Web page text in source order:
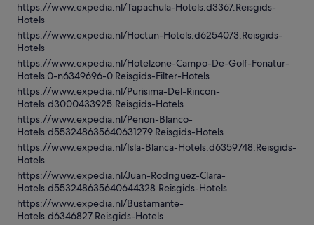
https://www.expedia.nl/Tapachula-Hotels.d3367.Reisgids-
Hotels
https://www.expedia.nl/Hoctun-Hotels.d6254073.Reisgids-
Hotels
https://www.expedia.nl/Hotelzone-Campo-De-Golf-Fonatur-
Hotels.0-n6349696-0.Reisgids-Filter-Hotels
https://www.expedia.nl/Purisima-Del-Rincon-
Hotels.d3000433925.Reisgids-Hotels
https://www.expedia.nl/Penon-Blanco-
Hotels.d553248635640631279.Reisgids-Hotels
https://www.expedia.nl/Isla-Blanca-Hotels.d6359748.Reisgids-
Hotels
https://www.expedia.nl/Juan-Rodriguez-Clara-
Hotels.d553248635640644328.Reisgids-Hotels
https://www.expedia.nl/Bustamante-
Hotels.d6346827.Reisgids-Hotels